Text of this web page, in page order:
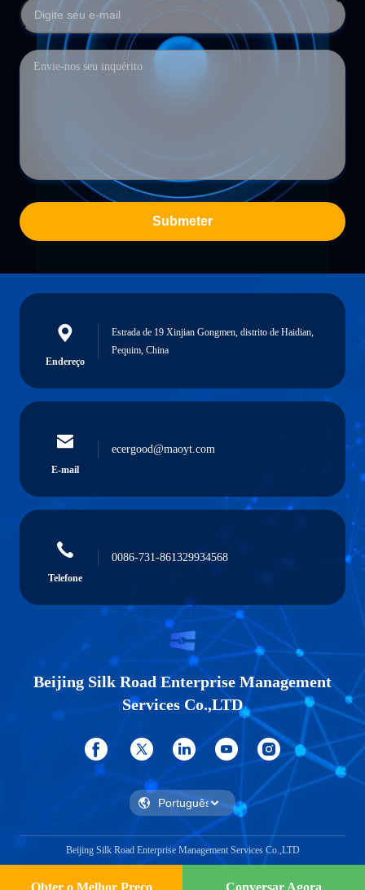
Obter o Melhor Preço Conversar Agora
Submeter
Endereço
Estrada de 19 Xinjian Gongmen, distrito de Haidian,
Pequim, China
E-mail
ecergood@maoyt.com
Telefone
0086-731-861329934568
Beijing Silk Road Enterprise Management
Services Co.,LTD
Beijing Silk Road Enterprise Management Services Co.,LTD